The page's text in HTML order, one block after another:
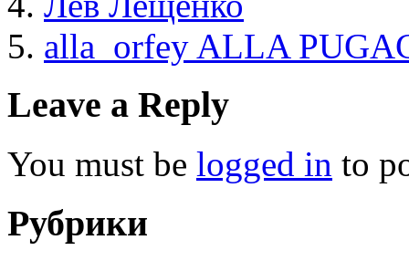
alla_orfey ALLA
Leave a Reply
You must be logged in to
Рубрики